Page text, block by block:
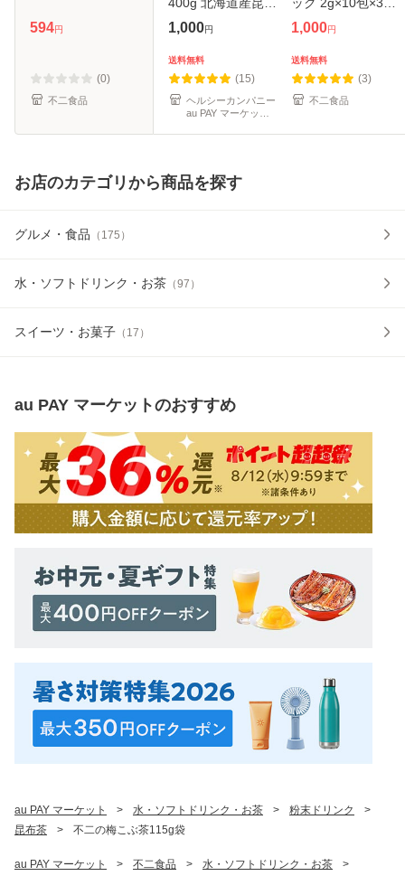
594円
(0)
不二食品
400g 北海道産昆布
日高昆布使用 送料
1,000円
送料無料
(15)
ヘルシーカンパニー
au PAY マーケット
ック 2g×10包×3個
セット 個包装 梅
ぶちゃ こぶ茶 料理
出汁 だし 調味料
鍋 塩分
1,000円
送料無料
(3)
不二食品
お店のカテゴリから商品を探す
グルメ・食品 （ 175 ）
水・ソフトドリンク・お茶 （97 ）
スイーツ・お菓子 （ 17 ）
au PAY マーケットのおすすめ
au PAY マーケット > 水・ソフトドリンク・お茶 > 粉末ドリンク
>
昆布茶
> 不二の梅こぶ茶115g袋
au PAY マーケット > 不二食品 > 水・ソフトドリンク・お茶
>